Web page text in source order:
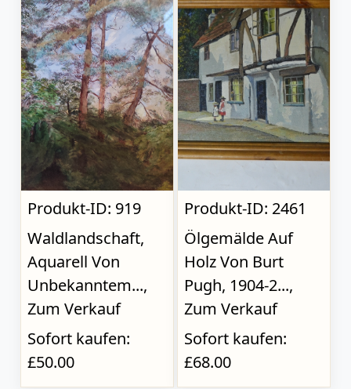
Produkt-ID: 919
Waldlandschaft,
Aquarell Von
Unbekanntem...,
Zum Verkauf
Sofort kaufen:
£50.00
Produkt-ID: 2461
Ölgemälde Auf
Holz Von Burt
Pugh, 1904-2...,
Zum Verkauf
Sofort kaufen:
£68.00